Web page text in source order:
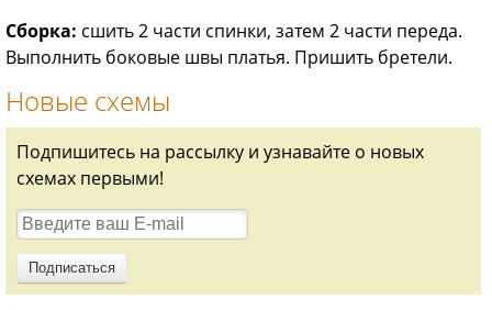
Сборка: сшить 2 части спинки, затем 2 части переда.
Выполнить боковые швы платья. Пришить бретели.
Новые схемы
Подпишитесь на рассылку и узнавайте о новых
схемах первыми!